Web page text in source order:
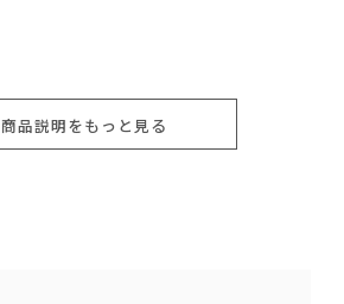
商品説明をもっと見る